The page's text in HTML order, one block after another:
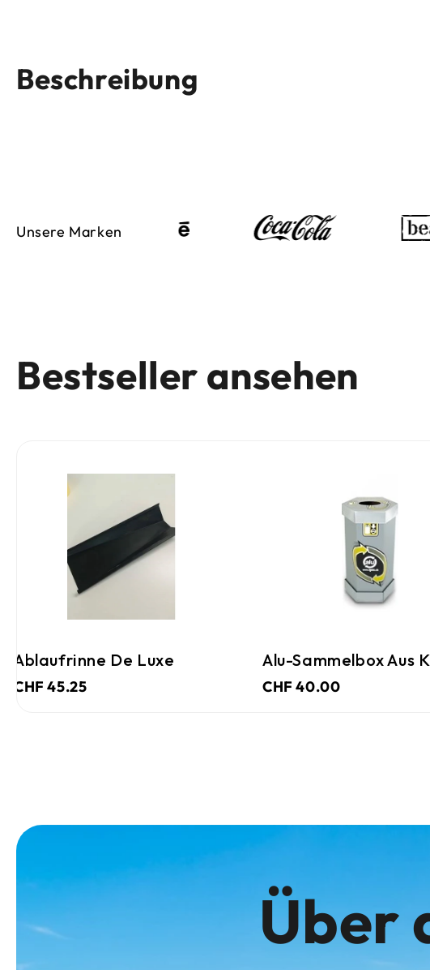
Beschreibung
Unsere Marken
Bestseller ansehen
Ablaufrinne De Luxe
CHF 45.25
Alu-Sammelbox Aus
CHF 40.00
Über